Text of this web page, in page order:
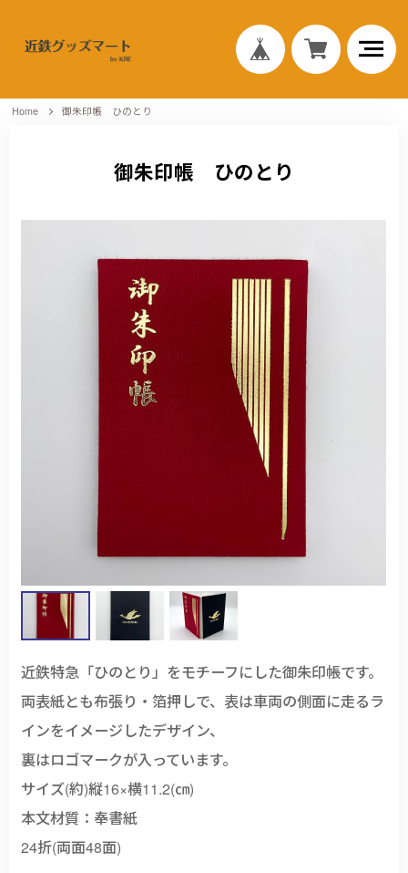
Home 御朱印帳 ひのとり
御朱印帳 ひのとり
近鉄特急「ひのとり」をモチーフにした御朱印帳です。
両表紙とも布張り・箔押しで、表は車両の側面に走るラ
インをイメージしたデザイン、
裏はロゴマークが入っています。
サイズ(約)縦16×横11.2(㎝)
本文材質：奉書紙
24折(両面48面)